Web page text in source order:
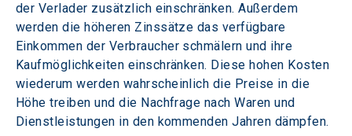
der Verlader zusätzlich einschränken. Außerdem
werden die höheren Zinssätze das verfügbare
Einkommen der Verbraucher schmälern und ihre
Kaufmöglichkeiten einschränken. Diese hohen Kosten
wiederum werden wahrscheinlich die Preise in die
Höhe treiben und die Nachfrage nach Waren und
Dienstleistungen in den kommenden Jahren dämpfen.